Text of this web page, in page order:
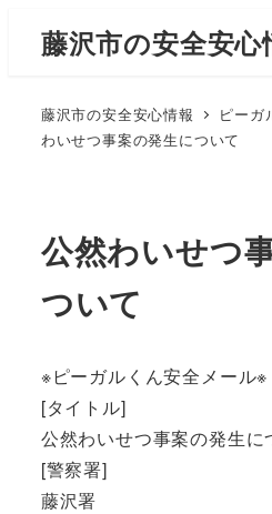
藤沢市の安全安心
藤沢市の安全安心情報 ピーガ
わいせつ事案の発生について
公然わいせつ
ついて
※ピーガルくん安全メール※
[タイトル]
公然わいせつ事案の発生に
[警察署]
藤沢署